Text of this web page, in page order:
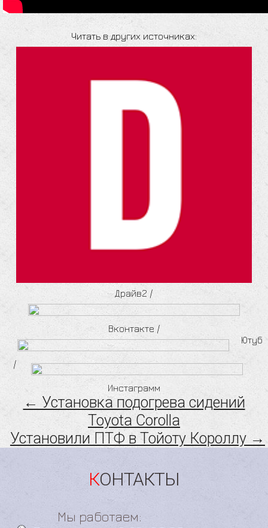
Читать в других источниках:
Драйв2 /
Вконтакте /
Ютуб
/
Инстаграмм
← Установка подогрева сидений
Toyota Corolla
Установили ПТФ в Тойоту Короллу →
КОНТАКТЫ
Мы работаем: